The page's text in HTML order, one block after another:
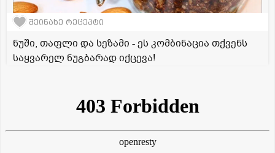
შეინახე რეცეპტი
ნუში, თაფლი და სეზამი - ეს კომბინაცია თქვენს
საყვარელ ნუგბარად იქცევა!